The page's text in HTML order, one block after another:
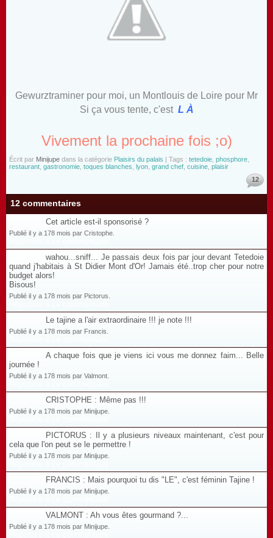
Gewurztraminer pour moi, un Montlouis de Loire pour Mr
Si ça vous tente, c'est L À
Vivement la prochaine fois ;o)
Écrit par Minijupe dans la catégorie Plaisirs du palais | Tags : tetedoie phosphore
restaurant gastronomie toques blanches lyon grand chef cuisine plaisir
12
12 commentaires
Cet article est-il sponsorisé ?
Publié il y a 178 mois par Cristophe.
wahou...sniff... Je passais deux fois par jour devant Tetedoie
quand j'habitais à St Didier Mont d'Or! Jamais été..trop cher pour notre
budget alors!
Bisous!
Publié il y a 178 mois par Pictorus.
Le tajine a l'air extraordinaire !!! je note !!!
Publié il y a 178 mois par Francis.
A chaque fois que je viens ici vous me donnez faim... Belle
journée !
Publié il y a 178 mois par Valmont.
CRISTOPHE : Même pas !!!
Publié il y a 178 mois par Minijupe.
PICTORUS : Il y a plusieurs niveaux maintenant, c'est pour
cela que l'on peut se le permettre !
Publié il y a 178 mois par Minijupe.
FRANCIS : Mais pourquoi tu dis "LE", c'est féminin Tajine !
Publié il y a 178 mois par Minijupe.
VALMONT : Ah vous êtes gourmand ?...
Publié il y a 178 mois par Minijupe.